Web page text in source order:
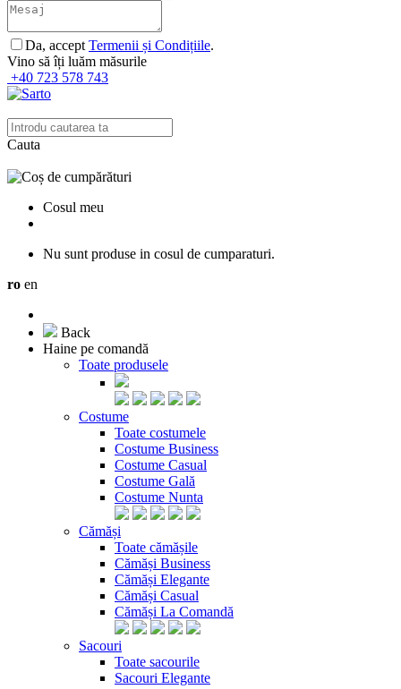
Da, accept Termenii și Condițiile.
Vino să îți luăm măsurile
+40 723 578 743
Cauta
Cosul meu
Nu sunt produse in cosul de cumparaturi.
ro en
Back
Haine pe comandă
Toate produsele
Costume
Toate costumele
Costume Business
Costume Casual
Costume Gală
Costume Nunta
Cămăși
Toate cămășile
Cămăși Business
Cămăși Elegante
Cămăși Casual
Cămăși La Comandă
Sacouri
Toate sacourile
Sacouri Elegante